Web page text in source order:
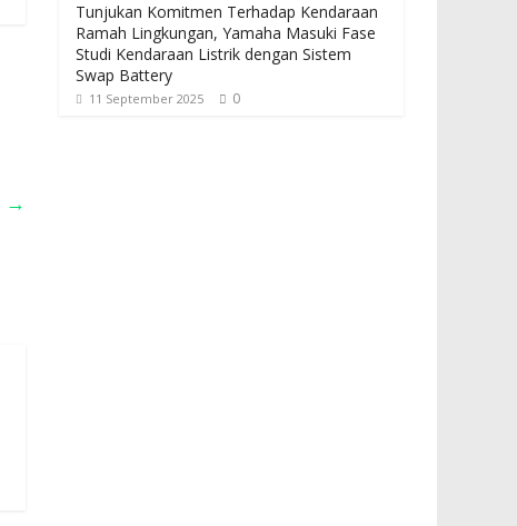
→
Tunjukan Komitmen Terhadap Kendaraan
Ramah Lingkungan, Yamaha Masuki Fase
Studi Kendaraan Listrik dengan Sistem
Swap Battery
11 September 2025 0